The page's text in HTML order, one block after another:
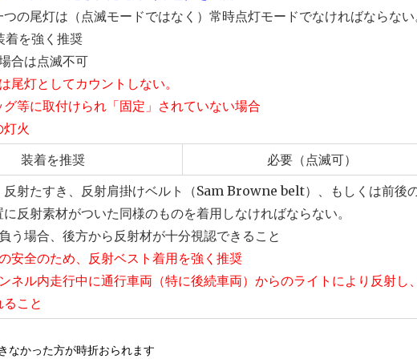
の尾灯は（点滅モードではなく）常時点灯モードでなければならない
着を強く推奨
合は点滅不可
尾灯としてカウントしない。
グ等に取付けられ「固定」されていない場合
灯火
装着を推奨 必要（点滅可）
反射たすき、反射肩掛けベルト（Sam Browne belt）、もしくは前後
に反射素材がついた同様のものを着用しなければならない。
う場合、後方から反射材が十分視認できること
安全のため、反射ベスト着用を強く推奨
ネル内走行中に通行車両（特に後続車両）からのライトにより反射し
こと
なかった方が時折おられます